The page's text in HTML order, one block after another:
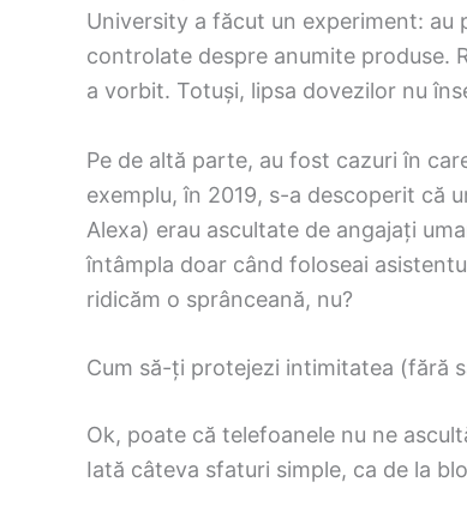
University a făcut un experiment: au
controlate despre anumite produse.
a vorbit. Totuși, lipsa dovezilor nu
Pe de altă parte, au fost cazuri în
exemplu, în 2019, s-a descoperit că
Alexa) erau ascultate de angajați
întâmpla doar când foloseai
ridicăm o sprânceană, nu?
Cum să-ți protejezi intimitatea (fără
Ok, poate că telefoanele nu ne
Iată câteva sfaturi simple, ca de la